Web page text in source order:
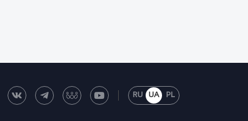
RU UA PL